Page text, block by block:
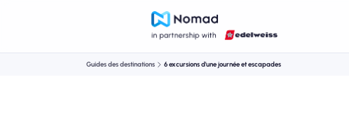
Guides des destinations 6 excursions d'une journée et escapades